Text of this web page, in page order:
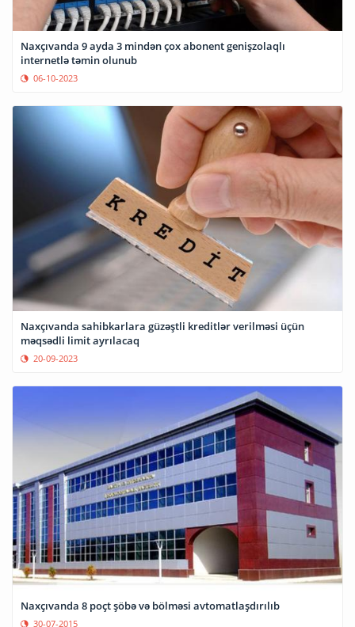
Naxçıvanda 9 ayda 3 mindən çox abonent genişzolaqlı
internetlə təmin olunub
06-10-2023
Naxçıvanda sahibkarlara güzəştli kreditlər verilməsi üçün
məqsədli limit ayrılacaq
20-09-2023
Naxçıvanda 8 poçt şöbə və bölməsi avtomatlaşdırılıb
30-07-2015